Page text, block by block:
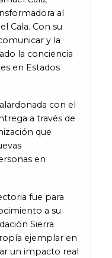
al
Cala. Con su
y la
la conciencia
en Estados
con el
a través de
que
en
fue para
a su
Sierra
ejemplar en
un impacto real